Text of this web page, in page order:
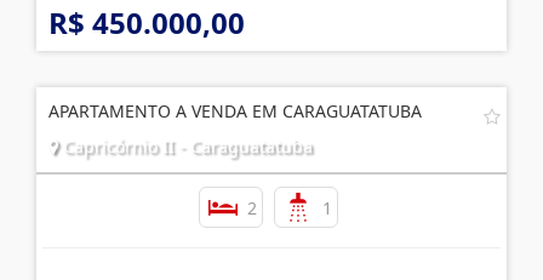
R$ 450.000,00
APARTAMENTO A VENDA EM CARAGUATATUBA
Capricórnio II - Caraguatatuba
2 1